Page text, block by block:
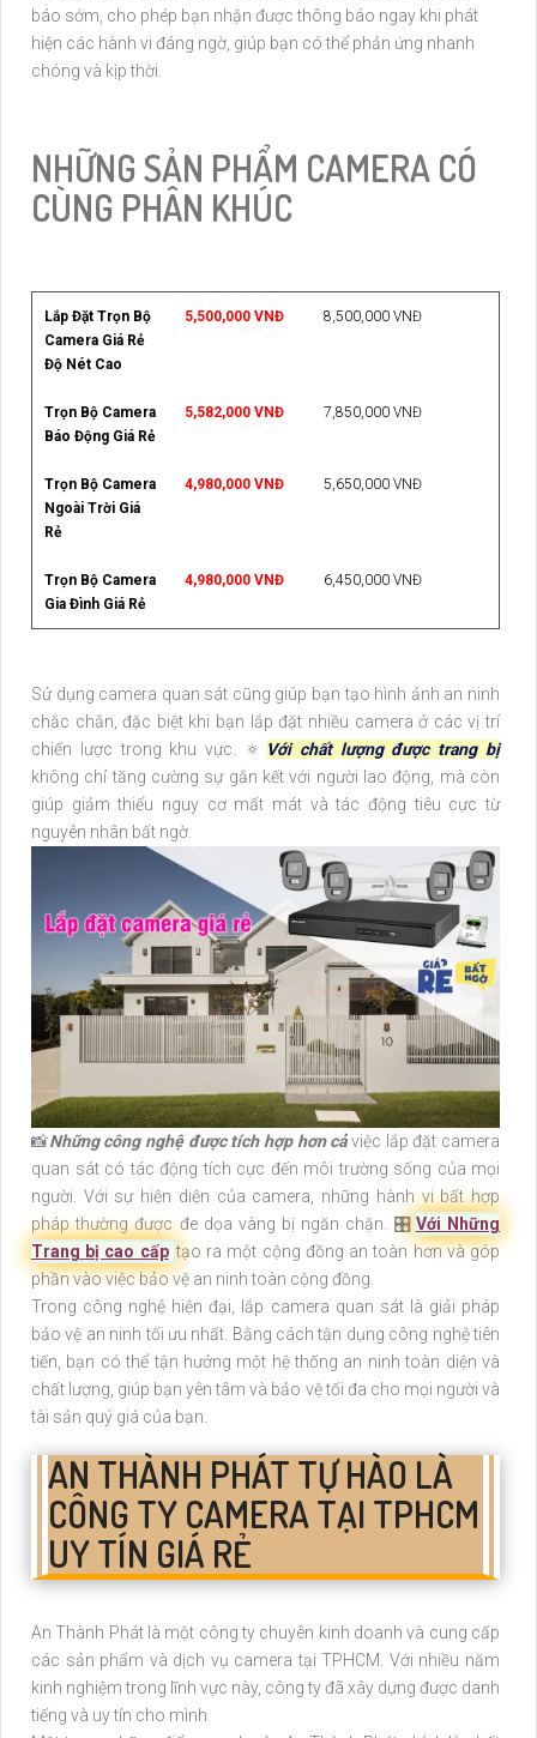
báo sớm, cho phép bạn nhận được thông báo ngay khi phát
hiện các hành vi đáng ngờ, giúp bạn có thể phản ứng nhanh
chóng và kịp thời.
NHỮNG SẢN PHẨM CAMERA CÓ
CÙNG PHÂN KHÚC
Lắp Đặt Trọn Bộ
Camera Giá Rẻ
Độ Nét Cao
5,500,000 VNĐ 8,500,000 VNĐ
Trọn Bộ Camera
Báo Động Giá Rẻ
5,582,000 VNĐ 7,850,000 VNĐ
Trọn Bộ Camera
Ngoài Trời Giá
Rẻ
4,980,000 VNĐ 5,650,000 VNĐ
Trọn Bộ Camera
Gia Đình Giá Rẻ
4,980,000 VNĐ 6,450,000 VNĐ
Sử dụng camera quan sát cũng giúp bạn tạo hình ảnh an ninh
chắc chắn, đặc biệt khi bạn lắp đặt nhiều camera ở các vị trí
chiến lược trong khu vực. 🔅 Với chất lượng được trang bị
không chỉ tăng cường sự gắn kết với người lao động, mà còn
giúp giảm thiểu nguy cơ mất mát và tác động tiêu cực từ
nguyên nhân bất ngờ.
📸Những công nghệ được tích hợp hơn cảviệc lắp đặt camera
quan sát có tác động tích cực đến môi trường sống của mọi
người. Với sự hiện diện của camera, những hành vi bất hợp
pháp thường được đe dọa vàng bị ngăn chặn. 🎛 Với Những
Trang bị cao cấp tạo ra một cộng đồng an toàn hơn và góp
phần vào việc bảo vệ an ninh toàn cộng đồng.
Trong công nghệ hiện đại, lắp camera quan sát là giải pháp
bảo vệ an ninh tối ưu nhất. Bằng cách tận dụng công nghệ tiên
tiến, bạn có thể tận hưởng một hệ thống an ninh toàn diện và
chất lượng, giúp bạn yên tâm và bảo vệ tối đa cho mọi người và
tài sản quý giá của bạn.
AN THÀNH PHÁT TỰ HÀO LÀ
CÔNG TY CAMERA TẠI TPHCM
UY TÍN GIÁ RẺ
An Thành Phát là một công ty chuyên kinh doanh và cung cấp
các sản phẩm và dịch vụ camera tại TPHCM. Với nhiều năm
kinh nghiệm trong lĩnh vực này, công ty đã xây dựng được danh
tiếng và uy tín cho mình.